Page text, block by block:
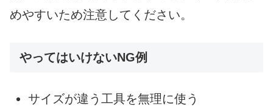
めやすいため注意してください。
やってはいけないNG例
サイズが違う工具を無理に使う